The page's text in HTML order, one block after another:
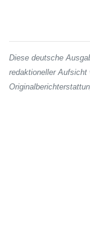
Diese deutsche
redaktioneller